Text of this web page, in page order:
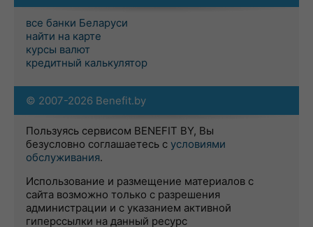
все банки Беларуси
найти на карте
курсы валют
кредитный калькулятор
© 2007-2026 Benefit.by
Пользуясь сервисом BENEFIT BY, Вы
безусловно соглашаетесь с условиями
обслуживания.
Использование и размещение материалов с
сайта возможно только с разрешения
администрации и с указанием активной
гиперссылки на данный ресурс